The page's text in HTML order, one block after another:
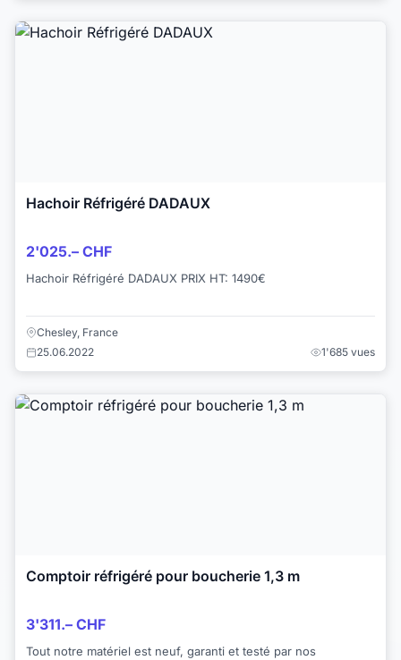
Hachoir Réfrigéré DADAUX
2'025.– CHF
Hachoir Réfrigéré DADAUX PRIX HT: 1490€
Chesley, France
25.06.2022
1'685 vues
Comptoir réfrigéré pour boucherie 1,3 m
3'311.– CHF
Tout notre matériel est neuf, garanti et testé par nos